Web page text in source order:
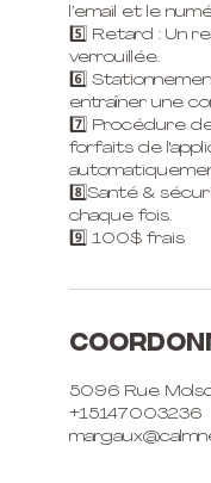
l’email et le
5️⃣ Retard : Un
verrouillée.
6️⃣
entraîner une
7️⃣ Procédure
forfaits de
8️⃣Santé &
chaque fois.
5096 Rue
+15147003236